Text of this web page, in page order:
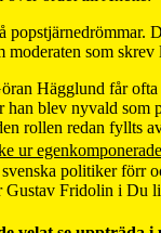
popstjärnedrömmar.
moderaten som
Hägglund får
blev nyvald som
rollen redan fyllts
ur
politiker förr
Gustav Fridolin i Du